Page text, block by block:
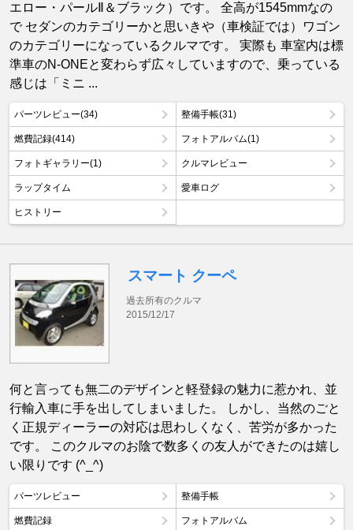
エロー・パールⅡ＆ブラック）です。 全高が1545mmなの
で セダンのカテゴリーかと思いきや（車検証では）ワゴン
のカテゴリーになっているクルマです。 実際も 車室内は標
準車のN-ONEと変わらず広々していますので、乗っている
感じは「ミニ ...
パーツレビュー(34) 整備手帳(31)
燃費記録(414) フォトアルバム(1)
フォトギャラリー(1) クルマレビュー
ラップタイム 愛車ログ
ヒストリー
スマート クーペ
過去所有のクルマ
2015/12/17
何と言っても無二のデザインと軽登録の魅力に惹かれ、並
行輸入車に手を出してしまいました。 しかし、当然のごと
く正規ディーラーの対応は思わしくなく、苦労が多かった
です。 このクルマのお陰で数多くの友人ができたのは嬉し
い限りです (^_^)
パーツレビュー 整備手帳
燃費記録 フォトアルバム